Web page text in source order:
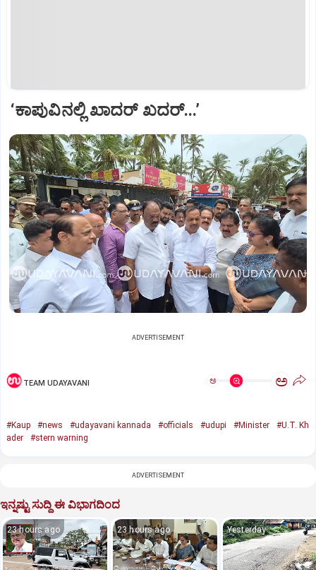
‘ಕಾಪುವಿನಲ್ಲಿ‌ ಖಾದರ್ ಖದರ್...’
ADVERTISEMENT
TEAM UDAYAVANI ಅ ಅ
#Kaup #news #udayavani kannada #officials #udupi #Minister
#U.T. Kh
ader
#stern warning
ADVERTISEMENT
ಇನ್ನಷ್ಟು ಸುದ್ದಿ ಈ ವಿಭಾಗದಿಂದ
23 hours ago 23 hours ago Yesterday